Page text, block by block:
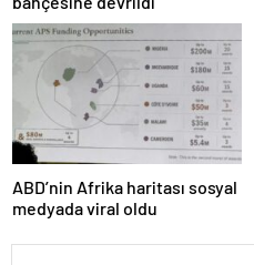
ABD’nin Afrika haritası sosyal
medyada viral oldu